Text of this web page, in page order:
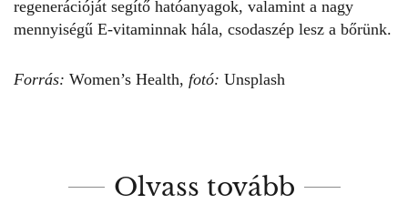
regenerációját segítő hatóanyagok, valamint a nagy
mennyiségű E-vitaminnak hála, csodaszép lesz a bőrünk.
Forrás: Women’s Health, fotó: Unsplash
Olvass tovább